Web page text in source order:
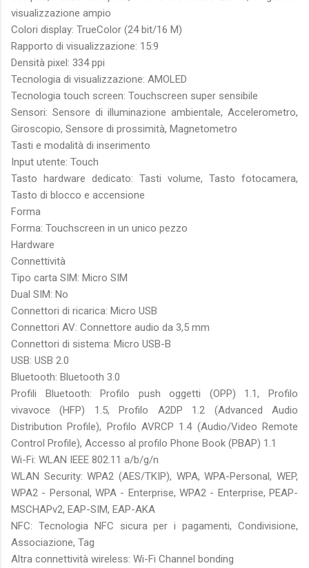
visualizzazione ampio
Colori display: TrueColor (24 bit/16 M)
Rapporto di visualizzazione: 15:9
Densità pixel: 334 ppi
Tecnologia di visualizzazione: AMOLED
Tecnologia touch screen: Touchscreen super sensibile
Sensori: Sensore di illuminazione ambientale, Accelerometro,
Giroscopio, Sensore di prossimità, Magnetometro
Tasti e modalità di inserimento
Input utente: Touch
Tasto hardware dedicato: Tasti volume, Tasto fotocamera,
Tasto di blocco e accensione
Forma
Forma: Touchscreen in un unico pezzo
Hardware
Connettività
Tipo carta SIM: Micro SIM
Dual SIM: No
Connettori di ricarica: Micro USB
Connettori AV: Connettore audio da 3,5 mm
Connettori di sistema: Micro USB-B
USB: USB 2.0
Bluetooth: Bluetooth 3.0
Profili Bluetooth: Profilo push oggetti (OPP) 1.1, Profilo
vivavoce (HFP) 1.5, Profilo A2DP 1.2 (Advanced Audio
Distribution Profile), Profilo AVRCP 1.4 (Audio/Video Remote
Control Profile), Accesso al profilo Phone Book (PBAP) 1.1
Wi-Fi: WLAN IEEE 802.11 a/b/g/n
WLAN Security: WPA2 (AES/TKIP), WPA, WPA-Personal, WEP,
WPA2 - Personal, WPA - Enterprise, WPA2 - Enterprise, PEAP-
MSCHAPv2, EAP-SIM, EAP-AKA
NFC: Tecnologia NFC sicura per i pagamenti, Condivisione,
Associazione, Tag
Altra connettività wireless: Wi-Fi Channel bonding